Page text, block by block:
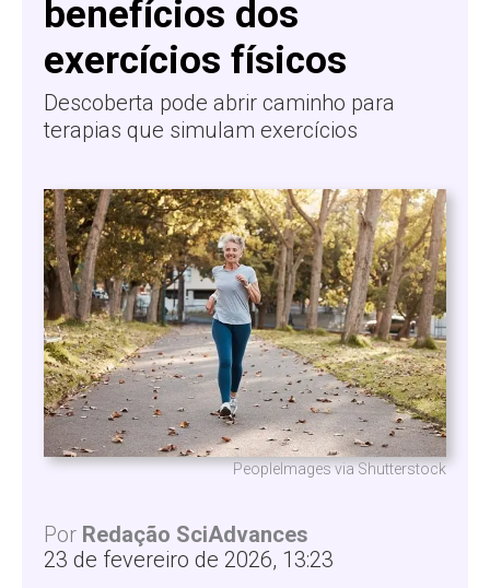
benefícios dos
exercícios físicos
Descoberta pode abrir caminho para
terapias que simulam exercícios
PeopleImages via Shutterstock
Por Redação SciAdvances
23 de fevereiro de 2026, 13:23